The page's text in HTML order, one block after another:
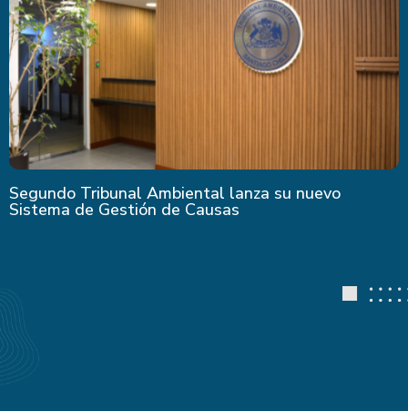
Segundo Tribunal Ambiental lanza su nuevo
Sistema de Gestión de Causas